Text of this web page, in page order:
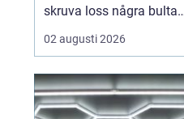
skruva loss några bultar.
För bilägare i Örebro kan
skillnaden mellan bra
tydligt när första
snöfallet kommer, eller
02 augusti 2026